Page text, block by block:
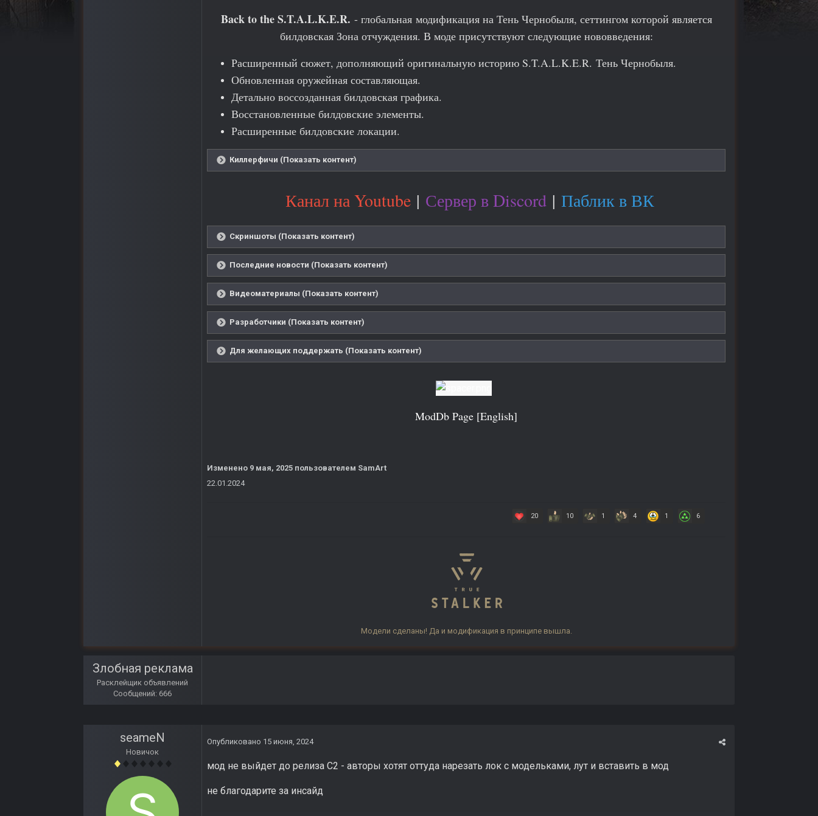
Back to the S.T.A.L.K.E.R. - глобальная модификация на Тень Чернобыля, сеттингом которой является
билдовская Зона отчуждения. В моде присутствуют следующие нововведения:
Расширенный сюжет, дополняющий оригинальную историю S.T.A.L.K.E.R. Тень Чернобыля.
Обновленная оружейная составляющая.
Детально воссозданная билдовская графика.
Восстановленные билдовские элементы.
Расширенные билдовские локации.
Киллерфичи (Показать контент)
Канал на Youtube | Сервер в Discord | Паблик в ВК
Скриншоты (Показать контент)
Последние новости (Показать контент)
Видеоматериалы (Показать контент)
Разработчики (Показать контент)
Для желающих поддержать (Показать контент)
ModDb Page [English]
Изменено 9 мая, 2025 пользователем SamArt
22.01.2024
20 10 1 4 1 6
Модели сделаны! Да и модификация в принципе вышла.
Злобная реклама
Расклейщик объявлений
Сообщений: 666
seameN
Новичок
Опубликовано 15 июня, 2024
мод не выйдет до релиза С2 - авторы хотят оттуда нарезать лок с модельками, лут и вставить в мод
не благодарите за инсайд